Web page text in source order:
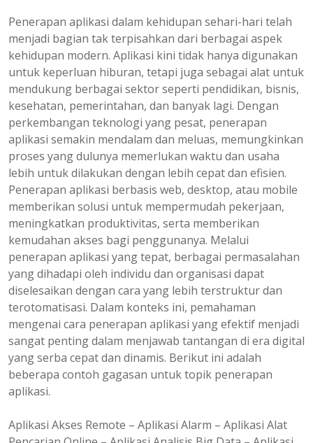
Penerapan aplikasi dalam kehidupan sehari-hari telah
menjadi bagian tak terpisahkan dari berbagai aspek
kehidupan modern. Aplikasi kini tidak hanya digunakan
untuk keperluan hiburan, tetapi juga sebagai alat untuk
mendukung berbagai sektor seperti pendidikan, bisnis,
kesehatan, pemerintahan, dan banyak lagi. Dengan
perkembangan teknologi yang pesat, penerapan
aplikasi semakin mendalam dan meluas, memungkinkan
proses yang dulunya memerlukan waktu dan usaha
lebih untuk dilakukan dengan lebih cepat dan efisien.
Penerapan aplikasi berbasis web, desktop, atau mobile
memberikan solusi untuk mempermudah pekerjaan,
meningkatkan produktivitas, serta memberikan
kemudahan akses bagi penggunanya. Melalui
penerapan aplikasi yang tepat, berbagai permasalahan
yang dihadapi oleh individu dan organisasi dapat
diselesaikan dengan cara yang lebih terstruktur dan
terotomatisasi. Dalam konteks ini, pemahaman
mengenai cara penerapan aplikasi yang efektif menjadi
sangat penting dalam menjawab tantangan di era digital
yang serba cepat dan dinamis. Berikut ini adalah
beberapa contoh gagasan untuk topik penerapan
aplikasi.
Aplikasi Akses Remote – Aplikasi Alarm – Aplikasi Alat